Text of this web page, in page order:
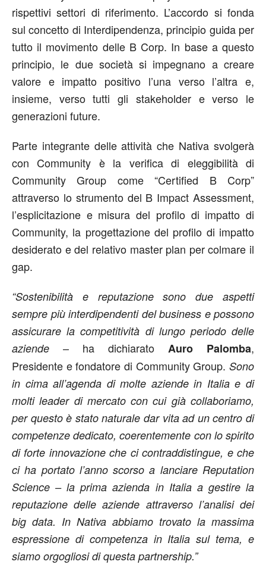
rispettivi settori di riferimento. L’accordo si fonda
sul concetto di Interdipendenza, principio guida per
tutto il movimento delle B Corp. In base a questo
principio, le due società si impegnano a creare
valore e impatto positivo l’una verso l’altra e,
insieme, verso tutti gli stakeholder e verso le
generazioni future.
Parte integrante delle attività che Nativa svolgerà
con Community è la verifica di eleggibilità di
Community Group come “Certified B Corp”
attraverso lo strumento del B Impact Assessment,
l’esplicitazione e misura del profilo di impatto di
Community, la progettazione del profilo di impatto
desiderato e del relativo master plan per colmare il
gap.
“Sostenibilità e reputazione sono due aspetti
sempre più interdipendenti del business e possono
assicurare la competitività di lungo periodo delle
aziende – ha dichiarato Auro Palomba,
Presidente e fondatore di Community Group. Sono
in cima all’agenda di molte aziende in Italia e di
molti leader di mercato con cui già collaboriamo,
per questo è stato naturale dar vita ad un centro di
competenze dedicato, coerentemente con lo spirito
di forte innovazione che ci contraddistingue, e che
ci ha portato l’anno scorso a lanciare Reputation
Science – la prima azienda in Italia a gestire la
reputazione delle aziende attraverso l’analisi dei
big data. In Nativa abbiamo trovato la massima
espressione di competenza in Italia sul tema, e
siamo orgogliosi di questa partnership.”